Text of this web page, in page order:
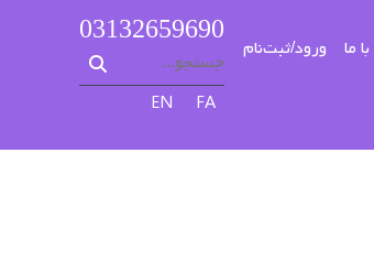
ما
ورود/ثبت‌نام
03132659690
زبان خود را انتخاب کنید
FA
EN